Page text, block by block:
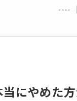
にやめた